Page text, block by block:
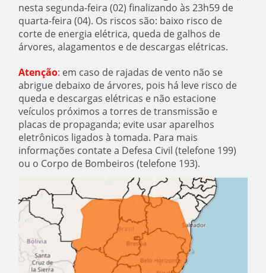
nesta segunda-feira (02) finalizando às 23h59 de
quarta-feira (04). Os riscos são: baixo risco de
corte de energia elétrica, queda de galhos de
árvores, alagamentos e de descargas elétricas.
Atenção: em caso de rajadas de vento não se
abrigue debaixo de árvores, pois há leve risco de
queda e descargas elétricas e não estacione
veículos próximos a torres de transmissão e
placas de propaganda; evite usar aparelhos
eletrônicos ligados à tomada. Para mais
informações contate a Defesa Civil (telefone 199)
ou o Corpo de Bombeiros (telefone 193).